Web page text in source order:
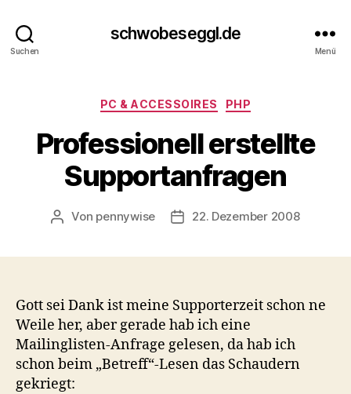
Suchen
schwobeseggl.de
Menü
Kategorien
PC & ACCESSOIRES PHP
Professionell erstellte
Supportanfragen
Beitragsautor
Von pennywise Veröffentlichungsdatum
22. Dezember 2008
Gott sei Dank ist meine Supporterzeit schon ne
Weile her, aber gerade hab ich eine
Mailinglisten-Anfrage gelesen, da hab ich
schon beim „Betreff“-Lesen das Schaudern
gekriegt: